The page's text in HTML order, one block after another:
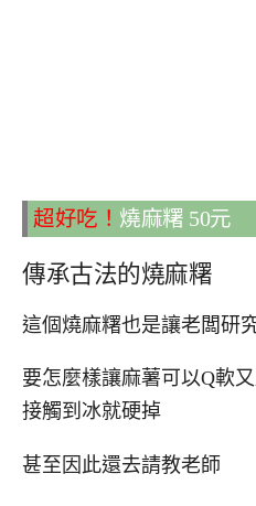
超好吃！ 燒麻糬 50元
傳承古法的燒麻糬
這個燒麻糬也是讓老闆研
要怎麼樣讓麻薯可以Q軟
接觸到冰就硬掉
甚至因此還去請教老師